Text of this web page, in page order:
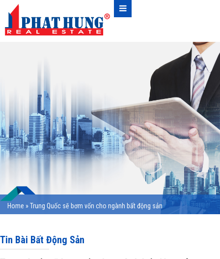
Home »Trung Quốc sẽ bơm vốn cho ngành bất động sản
Tin Bài Bất Động Sản